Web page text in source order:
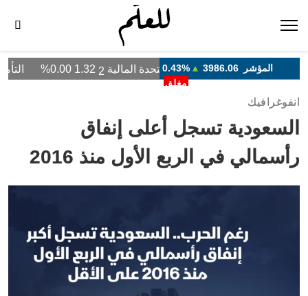
انفوغرافيك
السعودية تسجل أعلى إنفاق
رأسمالي في الربع الأول منذ 2016